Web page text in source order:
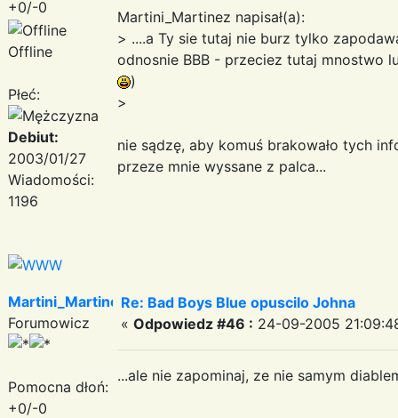
+0/-0
Offline
Płeć:
Debiut:
2003/01/27
Wiadomości:
1196
Martini_Martinez napisał(a):
> ....a Ty sie tutaj nie burz tylko
odnosnie BBB - przeciez tutaj mnostwo
)
>
nie sądzę, aby komuś brakowało tych
przeze mnie wyssane z palca...
Martini_Martinez
Forumowicz
Pomocna dłoń:
+0/-0
Re: Bad Boys Blue opuscilo Johna
« Odpowiedz #46 : 24-09-2005
...ale nie zapominaj, ze nie samym